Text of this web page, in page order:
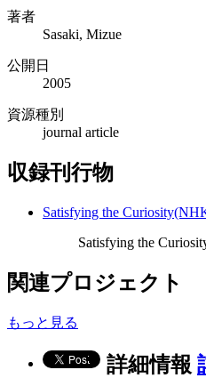
著者
Sasaki, Mizue
公開日
2005
資源種別
journal article
収録刊行物
Satisfying the
Satisfying the
関連プロジェクト
もっと見る
詳細情報